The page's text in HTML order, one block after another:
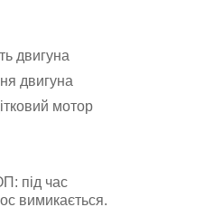
двигуна
двигуна
мотор
під час
вимикається.